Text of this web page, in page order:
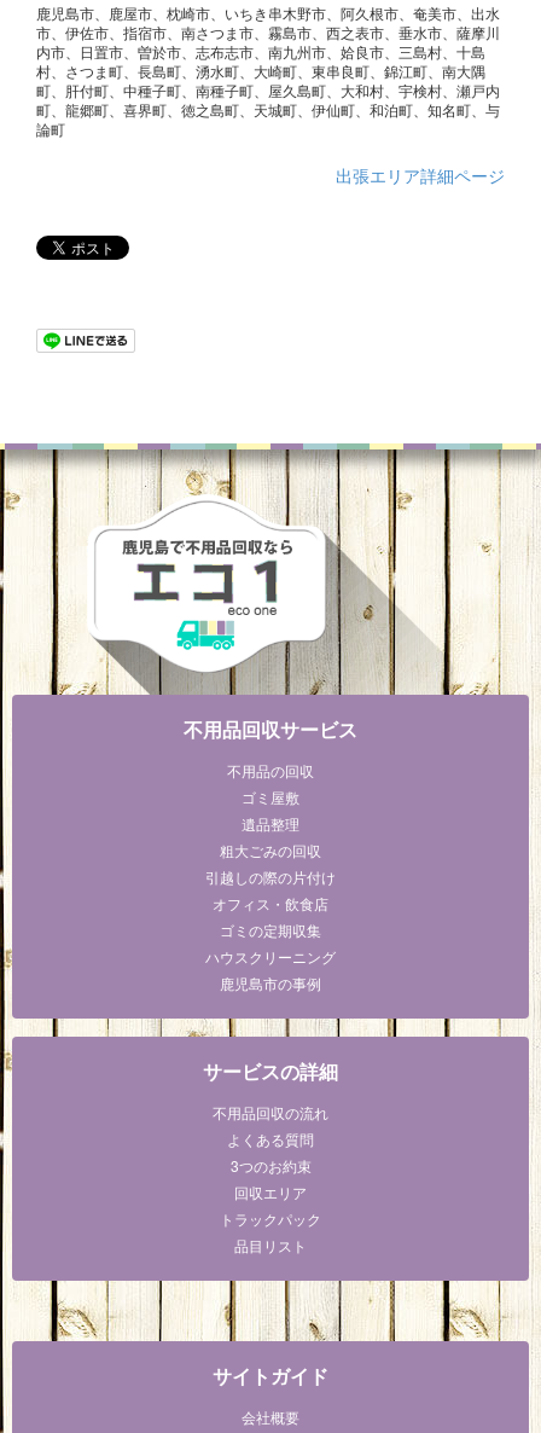
鹿児島市、鹿屋市、枕崎市、いちき串木野市、阿久根市、奄美市、出水
市、伊佐市、指宿市、南さつま市、霧島市、西之表市、垂水市、薩摩川
内市、日置市、曽於市、志布志市、南九州市、姶良市、三島村、十島
村、さつま町、長島町、湧水町、大崎町、東串良町、錦江町、南大隅
町、肝付町、中種子町、南種子町、屋久島町、大和村、宇検村、瀬戸内
町、龍郷町、喜界町、徳之島町、天城町、伊仙町、和泊町、知名町、与
論町
出張エリア詳細ページ
不用品回収サービス
不用品の回収
ゴミ屋敷
遺品整理
粗大ごみの回収
引越しの際の片付け
オフィス・飲食店
ゴミの定期収集
ハウスクリーニング
鹿児島市の事例
サービスの詳細
不用品回収の流れ
よくある質問
3つのお約束
回収エリア
トラックパック
品目リスト
サイトガイド
会社概要